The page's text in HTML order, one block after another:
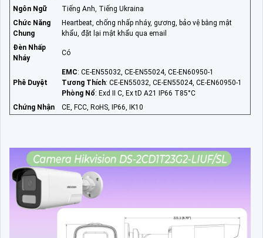
Ngôn Ngữ
Tiếng Anh, Tiếng Ukraina
Chức Năng
Chung
Heartbeat, chống nhấp nháy, gương, bảo vệ bằng mật
khẩu, đặt lại mật khẩu qua email
Đèn Nhấp
Nháy
Có
Phê Duyệt
EMC: CE-EN55032, CE-EN55024, CE-EN60950-1
Tương Thích: CE-EN55032, CE-EN55024, CE-EN60950-1
Phòng Nổ: Exd II C, Ex tD A21 IP66 T85°C
Chứng Nhận
CE, FCC, RoHS, IP66, IK10